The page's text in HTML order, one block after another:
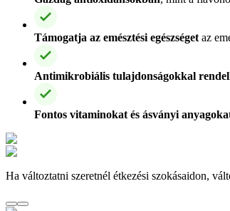
Támogatja az emésztési egészséget az
Antimikrobiális tulajdonságokkal
Fontos vitaminokat és ásványi
Ha változtatni szeretnél étkezési szokásaidon,